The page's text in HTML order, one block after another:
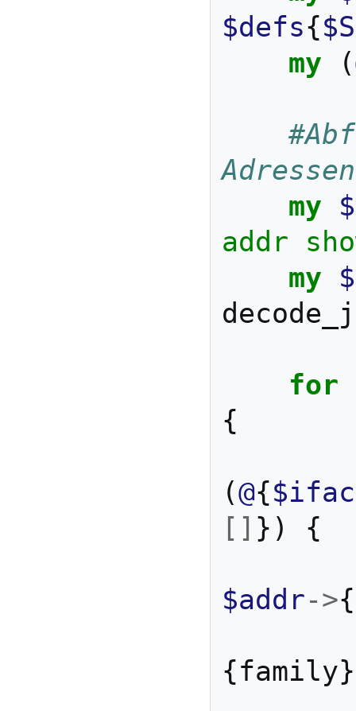
$defs{
my
(
my
addr
my
for
{
(@{
[] }) {
$addr->{
{family}